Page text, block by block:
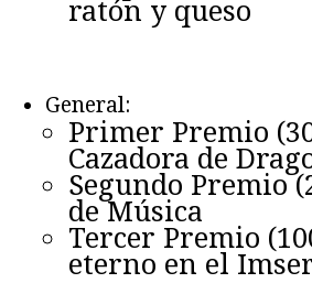
ratón y queso
General:
Primer Premio
Cazadora de
Segundo Premio
de Música
Tercer Premio
eterno en el